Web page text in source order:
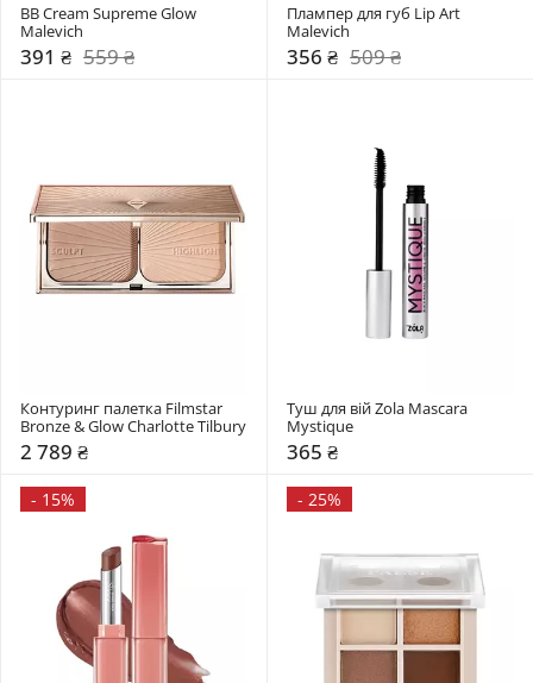
BB Cream Supreme Glow
Malevich
391 ₴ 559 ₴
Плампер для губ Lip Art
Malevich
356 ₴ 509 ₴
Контуринг палетка Filmstar
Bronze & Glow Charlotte Tilbury
2 789 ₴
Туш для вій Zola Mascara
Mystique
365 ₴
- 15% - 25%